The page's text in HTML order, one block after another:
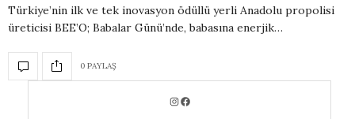
Türkiye’nin ilk ve tek inovasyon ödüllü yerli Anadolu propolisi
üreticisi BEE’O; Babalar Günü’nde, babasına enerjik…
0 PAYLAŞ